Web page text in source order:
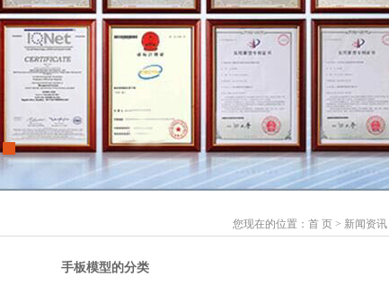
您现在的位置： 首 页 > 新闻资讯
手板模型的分类